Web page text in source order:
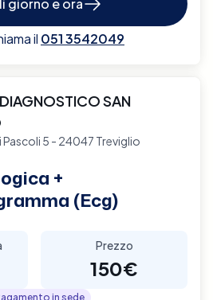
il 051 3542049
SAN
Pascoli 5 - 24047 Treviglio
+
(Ecg)
Prezzo
150€
in sede